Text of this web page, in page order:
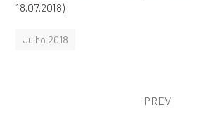
18.07.2018)
Julho 2018
PREV